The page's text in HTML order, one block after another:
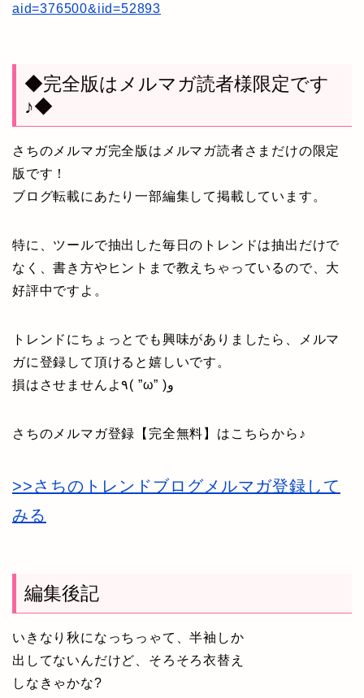
aid=376500&iid=52893
◆完全版はメルマガ読者様限定です
♪◆
さちのメルマガ完全版はメルマガ読者さまだけの限定
版です！
ブログ転載にあたり一部編集して掲載しています。
特に、ツールで抽出した毎日のトレンドは抽出だけで
なく、書き方やヒントまで教えちゃっているので、大
好評中ですよ。
トレンドにちょっとでも興味がありましたら、メルマ
ガに登録して頂けると嬉しいです。
さちのメルマガ登録【完全無料】はこちらから♪
>>さちのトレンドブログメルマガ登録して
みる
編集後記
いきなり秋になっちっゃて、半袖しか
出してないんだけど、そろそろ衣替え
しなきゃかな?